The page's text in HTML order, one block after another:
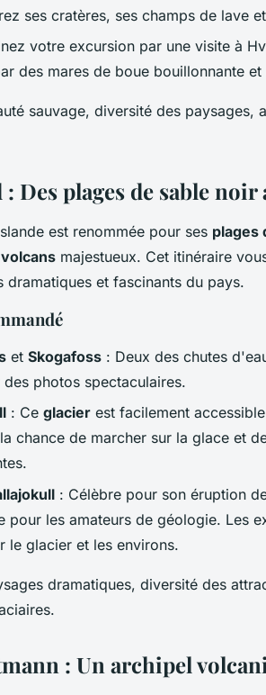
ses cratères, ses champs de lave
votre excursion par une visite à
des mares de boue bouillonnante
sauvage, diversité des paysages,
: Des plages de sable
est renommée pour ses plages
volcans majestueux. Cet itinéraire
dramatiques et fascinants du pays.
et Skogafoss : Deux des chutes
photos spectaculaires.
: Ce glacier est facilement
chance de marcher sur la glace et
: Célèbre pour son éruption
pour les amateurs de géologie. Les
le glacier et les environs.
dramatiques, diversité des
: Un archipel